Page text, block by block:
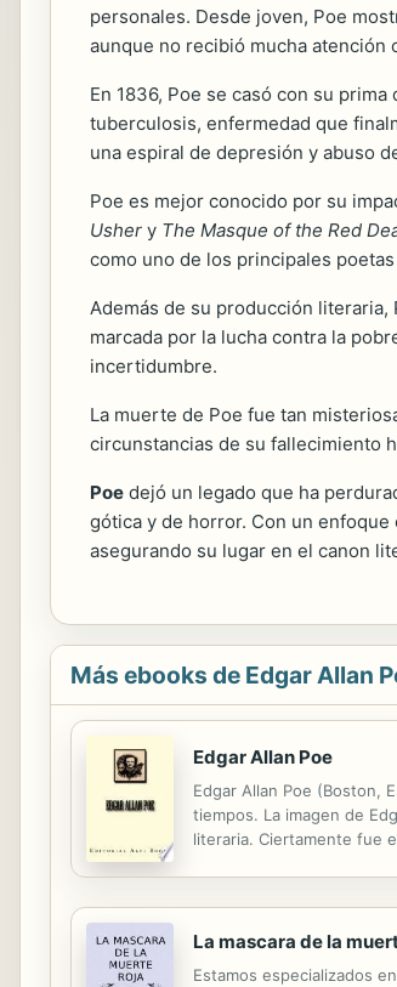
personales. Desde joven, Poe
aunque no recibió mucha atención
En 1836, Poe se casó con su
tuberculosis, enfermedad que
una espiral de depresión y abuso
Poe es mejor conocido por su
Usher y The Masque of the Red
como uno de los principales
Además de su producción
marcada por la lucha contra la
incertidumbre.
La muerte de Poe fue tan
circunstancias de su fallecimiento
Poe dejó un legado que ha
gótica y de horror. Con un
asegurando su lugar en el canon
Más ebooks de Edgar Allan
Edgar Allan Poe
Edgar Allan Poe (Boston,
tiempos. La imagen de
literaria. Ciertamente fue
La mascara de la
Estamos especializados